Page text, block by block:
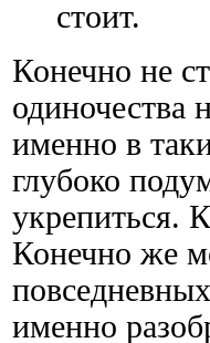
стоит.
Конечно не
одиночества
именно в
глубоко
укрепиться.
Конечно же
именно